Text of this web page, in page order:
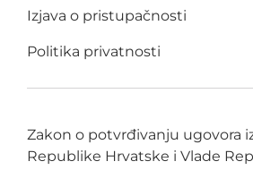
Izjava o pristupačnosti
Politika privatnosti
Zakon o potvrđivanju ugovora
Republike Hrvatske i Vlade